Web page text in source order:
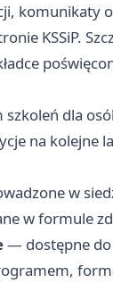
komunikaty
KSSiP.
dla
na kolejne
w
w formule
— dostępne do